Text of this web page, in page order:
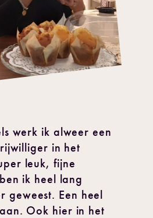
werk ik alweer een
in het
leuk, fijne
ik heel lang
geweest. Een heel
Ook hier in het